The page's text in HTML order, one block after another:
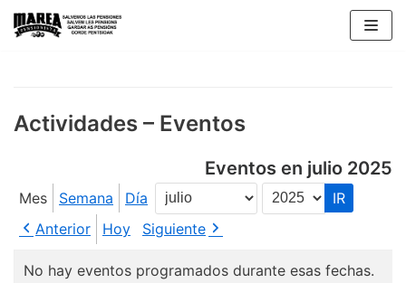
Saltar
Actividades – Eventos
Eventos en julio 2025
Mes Semana Día
Mes
Año
Anterior
Hoy Siguiente
No hay eventos programados durante esas fechas.